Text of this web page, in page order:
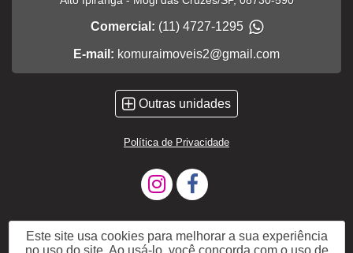
Comercial: (11) 4727-1295
E-mail: komuraimoveis2@gmail.com
Outras unidades
Política de Privacidade
Este site usa cookies para melhorar a sua experiência
no uso do site. Ao usá-lo, você concorda com o uso de